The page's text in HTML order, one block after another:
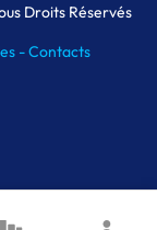
Droits Réservés
-Contacts